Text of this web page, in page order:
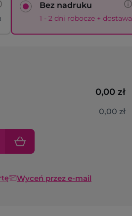
Bez nadruku
1 - 2 dni robocze + dostawa
0,00 zł
0,00 zł
Wyceń przez e-mail